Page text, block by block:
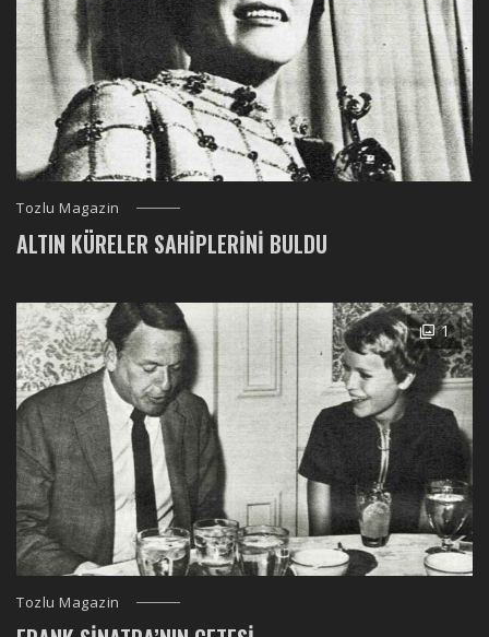
Tozlu Magazin
ALTIN KÜRELER SAHIPLERINI BULDU
1
Tozlu Magazin